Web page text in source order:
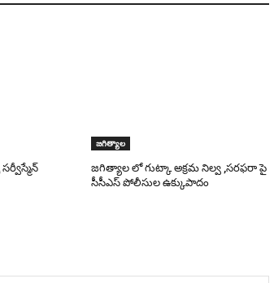
జగిత్యాల
జగిత్యాల లో గుట్కా అక్రమ నిల్వ ,సరఫరా పై
సీసీఎస్ పోలీసుల ఉక్కుపాదం